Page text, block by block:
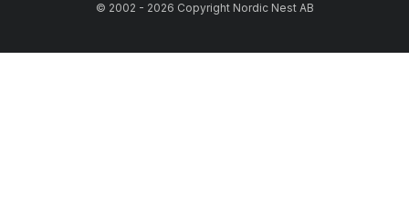
© 2002 - 2026 Copyright Nordic Nest AB